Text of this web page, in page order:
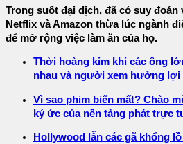
Trong suốt đại dịch, đã có suy
Netflix và Amazon thừa lúc ngành
để mở rộng việc làm ăn của họ.
Thời hoàng kim khi các ông
nhau và người xem hưởng lợi
Vì sao phim biến mất? Chào
ký ức của nền tảng phát trực
Hollywood lẫn các gã khổng